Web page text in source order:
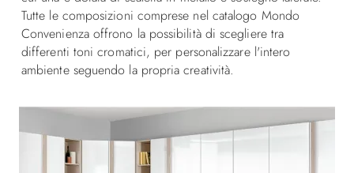
Tutte le composizioni comprese nel catalogo Mondo
Convenienza offrono la possibilità di scegliere tra
differenti toni cromatici, per personalizzare l'intero
ambiente seguendo la propria creatività.